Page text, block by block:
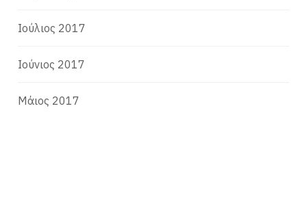
Ιούλιος 2017
Ιούνιος 2017
Μάιος 2017